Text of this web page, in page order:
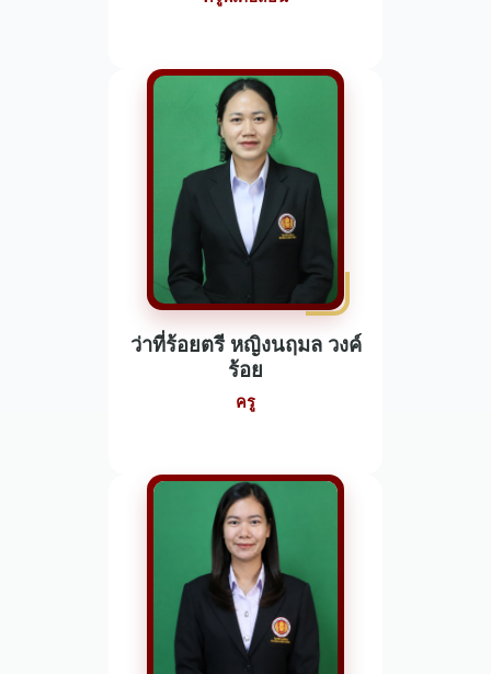
ว่าที่ร้อยตรี หญิงนฤมล วงค์
ร้อย
ครู